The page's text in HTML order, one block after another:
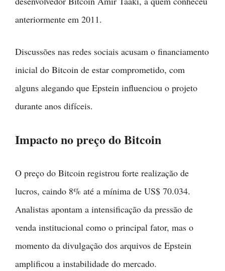
anteriormente em 2011.
Discussões nas redes sociais acusam o financiamento
inicial do Bitcoin de estar comprometido, com
alguns alegando que Epstein influenciou o projeto
durante anos difíceis.
Impacto no preço do Bitcoin
O preço do Bitcoin registrou forte realização de
lucros, caindo 8% até a mínima de US$ 70.034.
Analistas apontam a intensificação da pressão de
venda institucional como o principal fator, mas o
momento da divulgação dos arquivos de Epstein
amplificou a instabilidade do mercado.